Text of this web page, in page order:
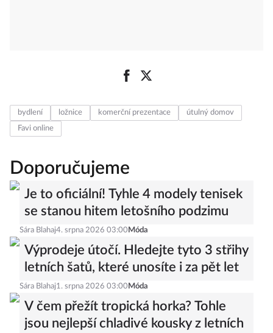
bydlení ložnice komerční prezentace
útulný domov
Favi online
Doporučujeme
Je to oficiální! Tyhle 4 modely tenisek
se stanou hitem letošního podzimu
Sára Blahaj4. srpna 2026 03:00 Móda
Výprodeje útočí. Hledejte tyto 3 střihy
letních šatů, které unosíte i za pět let
Sára Blahaj1. srpna 2026 03:00 Móda
V čem přežít tropická horka? Tohle
jsou nejlepší chladivé kousky z letních